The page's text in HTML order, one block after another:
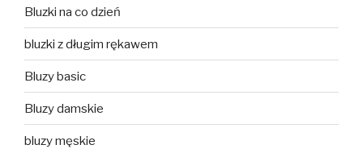
Bluzki na co dzień
bluzki z długim rękawem
Bluzy basic
Bluzy damskie
bluzy męskie